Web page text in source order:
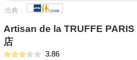
出典：
Artisan de la TRUFFE PARIS
店
3.86